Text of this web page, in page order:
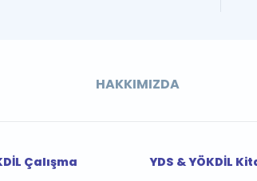
HAKKIMIZDA
Çalışma
YDS & YÖKDİL